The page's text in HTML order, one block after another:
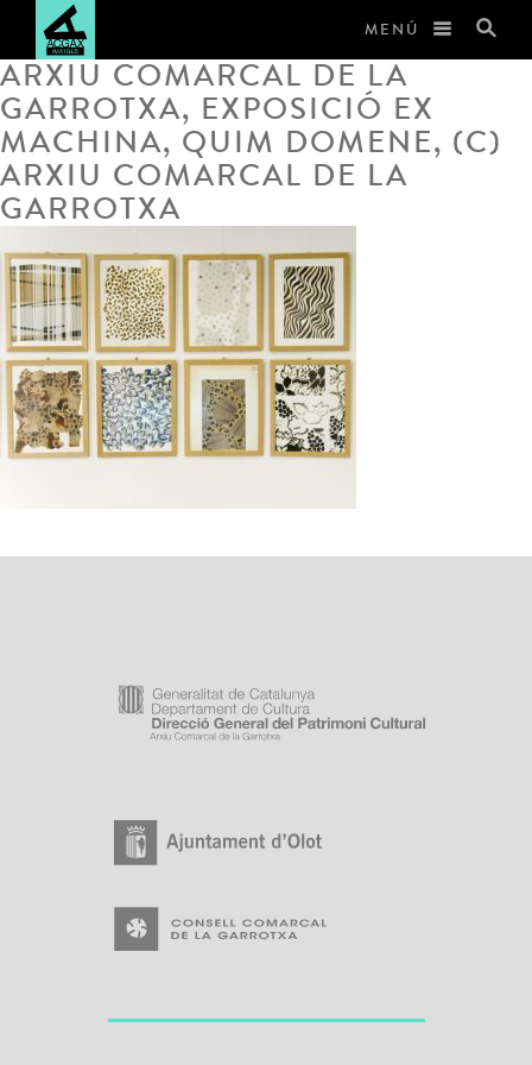
MENÚ
ARXIU COMARCAL DE LA
GARROTXA, EXPOSICIÓ EX
MACHINA, QUIM DOMENE, (C)
ARXIU COMARCAL DE LA
GARROTXA